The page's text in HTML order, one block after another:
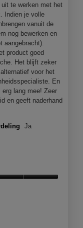
te werken met het
Indien je volle
vanuit de
nog bewerken en
aangebracht).
product goed
Het blijft zeker
voor het
En
lang mee! Zeer
en geeft naderhand
Ja